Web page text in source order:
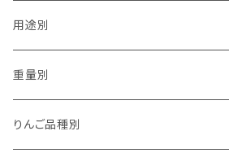
用途別
贈答用
家庭用（訳あり）
重量別
1kg以下
りんご品種別